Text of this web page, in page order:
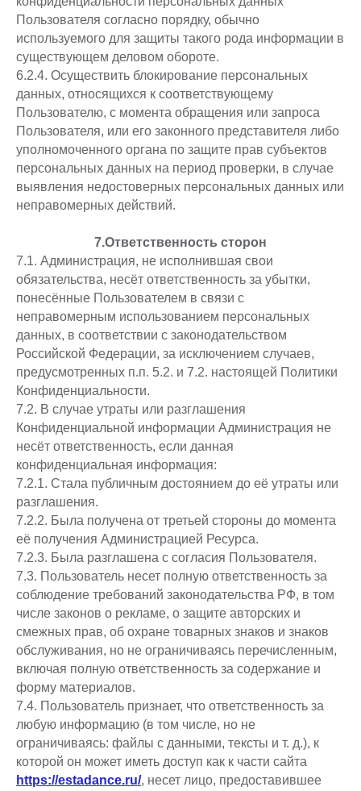
Пользователя согласно порядку, обычно
используемого для защиты такого рода информации в
существующем деловом обороте.
6.2.4. Осуществить блокирование персональных
данных, относящихся к соответствующему
Пользователю, с момента обращения или запроса
Пользователя, или его законного представителя либо
уполномоченного органа по защите прав субъектов
персональных данных на период проверки, в случае
выявления недостоверных персональных данных или
неправомерных действий.
7.Ответственность сторон
7.1. Администрация, не исполнившая свои
обязательства, несёт ответственность за убытки,
понесённые Пользователем в связи с
неправомерным использованием персональных
данных, в соответствии с законодательством
Российской Федерации, за исключением случаев,
предусмотренных п.п. 5.2. и 7.2. настоящей Политики
Конфиденциальности.
7.2. В случае утраты или разглашения
Конфиденциальной информации Администрация не
несёт ответственность, если данная
конфиденциальная информация:
7.2.1. Стала публичным достоянием до её утраты или
разглашения.
7.2.2. Была получена от третьей стороны до момента
её получения Администрацией Ресурса.
7.2.3. Была разглашена с согласия Пользователя.
7.3. Пользователь несет полную ответственность за
соблюдение требований законодательства РФ, в том
числе законов о рекламе, о защите авторских и
смежных прав, об охране товарных знаков и знаков
обслуживания, но не ограничиваясь перечисленным,
включая полную ответственность за содержание и
форму материалов.
7.4. Пользователь признает, что ответственность за
любую информацию (в том числе, но не
ограничиваясь: файлы с данными, тексты и т. д.), к
которой он может иметь доступ как к части сайта
https://estadance.ru/, несет лицо, предоставившее